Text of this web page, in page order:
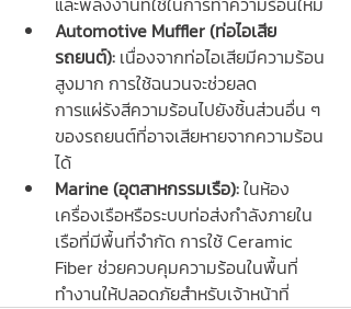
Automotive Muffler (ท่อไอเสีย
รถยนต์): เนื่องจากท่อไอเสียมีความร้อน
สูงมาก การใช้ฉนวนจะช่วยลด
การแผ่รังสีความร้อนไปยังชิ้นส่วนอื่น ๆ
ของรถยนต์ที่อาจเสียหายจากความร้อน
ได้
Marine (อุตสาหกรรมเรือ): ในห้อง
เครื่องเรือหรือระบบท่อส่งกำลังภายใน
เรือที่มีพื้นที่จำกัด การใช้ Ceramic
Fiber ช่วยควบคุมความร้อนในพื้นที่
ทำงานให้ปลอดภัยสำหรับเจ้าหน้าที่